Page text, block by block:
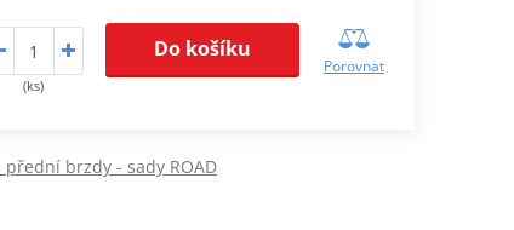
(ks)
Do košíku
Porovnat
přední brzdy - sady ROAD